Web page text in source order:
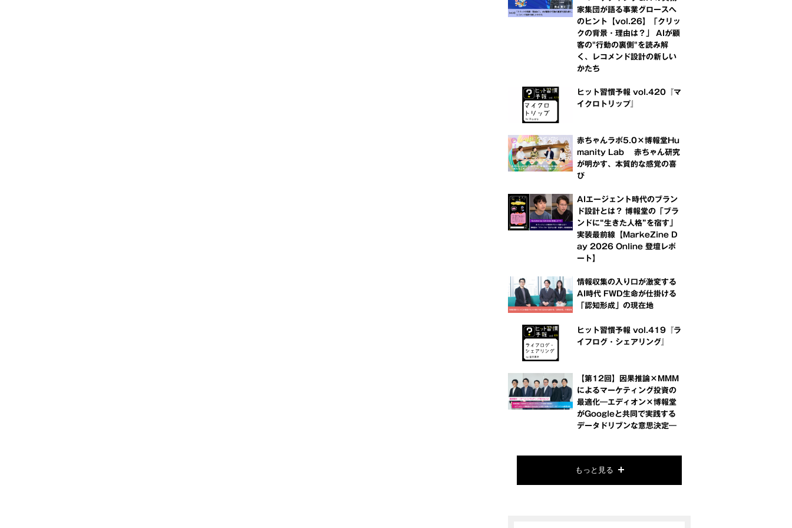
家集団が語る事業グロースへ
のヒント【vol.26】「クリッ
クの背景・理由は？」 AIが顧
客の"行動の裏側"を読み解
く、レコメンド設計の新しい
かたち
ヒット習慣予報 vol.420『マ
イクロトリップ』
赤ちゃんラボ5.0×博報堂Hu
manity Lab 赤ちゃん研究
が明かす、本質的な感覚の喜
び
AIエージェント時代のブラン
ド設計とは？ 博報堂の「ブラ
ンドに“生きた人格”を宿す」
実装最前線【MarkeZine D
ay 2026 Online 登壇レポ
ート】
情報収集の入り口が激変する
AI時代 FWD生命が仕掛ける
「認知形成」の現在地
ヒット習慣予報 vol.419『ラ
イフログ・シェアリング』
【第12回】因果推論×MMM
によるマーケティング投資の
最適化―エディオン×博報堂
がGoogleと共同で実践する
データドリブンな意思決定―
もっと見る